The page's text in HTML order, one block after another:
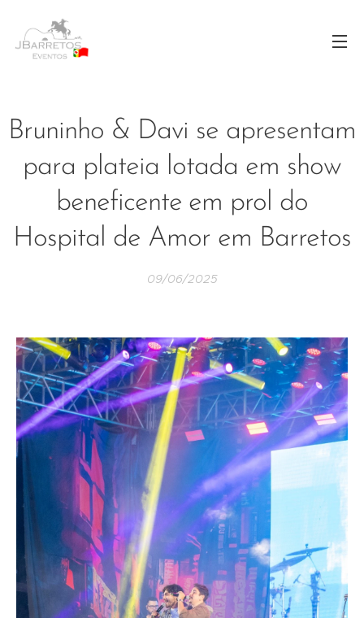
Bruninho & Davi se apresentam
para plateia lotada em show
beneficente em prol do
Hospital de Amor em Barretos
09/06/2025